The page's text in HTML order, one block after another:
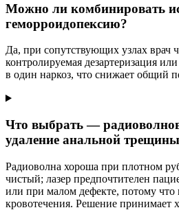
Можно ли комбинировать
геморроидопексию?
Да, при сопутствующих узлах врач
контролируемая дезартеризация
в один наркоз, что снижает общий
Что выбрать —
удаление анальной
Радиоволна хороша при плотном
чистый; лазер предпочтителен
или при малом дефекте, потому что
кровотечения. Решение принимает